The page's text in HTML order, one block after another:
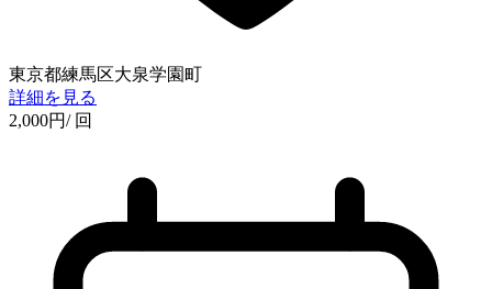
東京都練馬区大泉学園町
詳細を見る
2,000円/ 回